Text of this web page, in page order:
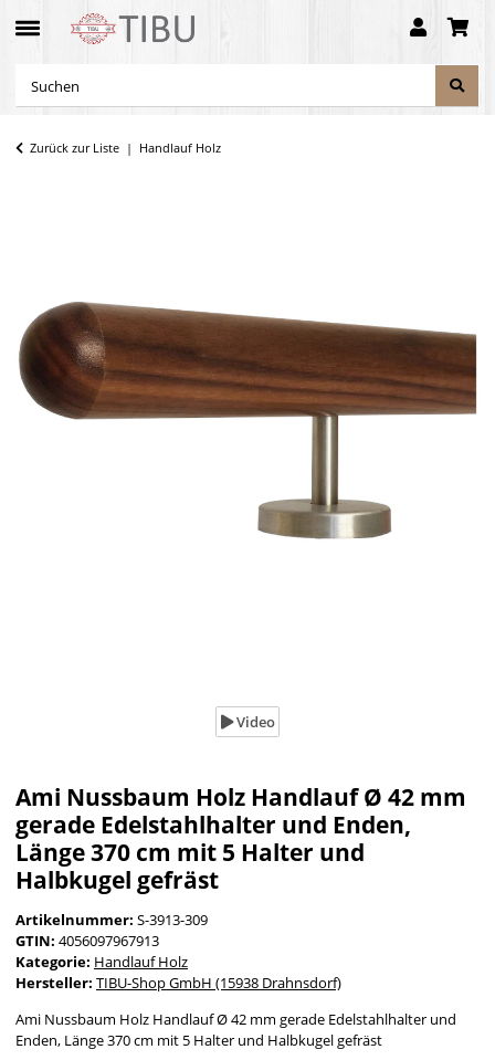
Zurück zur Liste Handlauf Holz
Video
Ami Nussbaum Holz Handlauf Ø 42 mm
gerade Edelstahlhalter und Enden,
Länge 370 cm mit 5 Halter und
Halbkugel gefräst
Artikelnummer: S-3913-309
GTIN: 4056097967913
Kategorie: Handlauf Holz
Hersteller: TIBU-Shop GmbH (15938 Drahnsdorf)
Ami Nussbaum Holz Handlauf Ø 42 mm gerade Edelstahlhalter und
Enden, Länge 370 cm mit 5 Halter und Halbkugel gefräst